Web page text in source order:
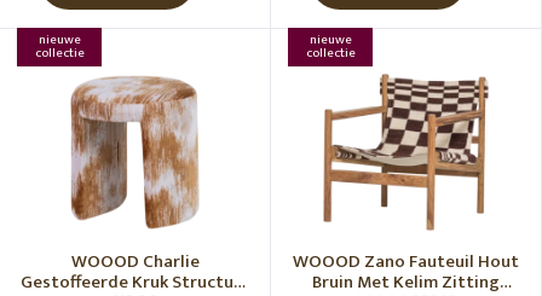
nieuwe
collectie
WOOOD Charlie
Gestoffeerde Kruk Structuur
nieuwe
collectie
WOOOD Zano Fauteuil Hout
Bruin Met Kelim Zitting